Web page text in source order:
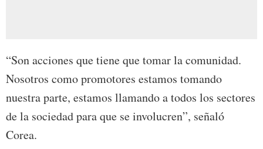
“Son acciones que tiene que tomar la comunidad.
Nosotros como promotores estamos tomando
nuestra parte, estamos llamando a todos los sectores
de la sociedad para que se involucren”, señaló
Corea.